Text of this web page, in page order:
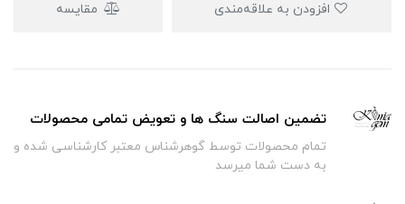
مقایسه
تضمین اصالت سنگ ها و تعویض تمامی محصولات
تمام محصولات توسط گوهرشناس معتبر کارشناسی شده و
به دست شما میرسد